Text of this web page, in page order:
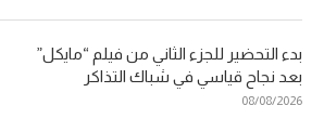
بدء التحضير للجزء الثاني من فيلم “مايكل”
بعد نجاح قياسي في شباك التذاكر
08/08/2026